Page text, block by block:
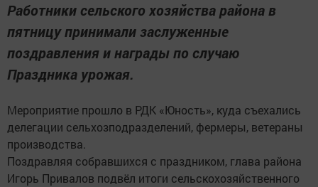
Работники сельского хозяйства района в
пятницу принимали заслуженные
поздравления и награды по случаю
Праздника урожая.
Мероприятие прошло в РДК «Юность», куда съехались
делегации сельхозподразделений, фермеры, ветераны
производства.
Поздравляя собравшихся с праздником, глава района
Игорь Привалов подвёл итоги сельскохозяйственного